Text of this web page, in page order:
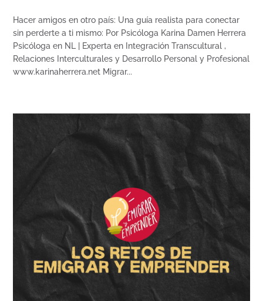
Hacer amigos en otro país: Una guía realista para conectar
sin perderte a ti mismo: Por Psicóloga Karina Damen Herrera
Psicóloga en NL | Experta en Integración Transcultural ,
Relaciones Interculturales y Desarrollo Personal y Profesional
www.karinaherrera.net Migrar...